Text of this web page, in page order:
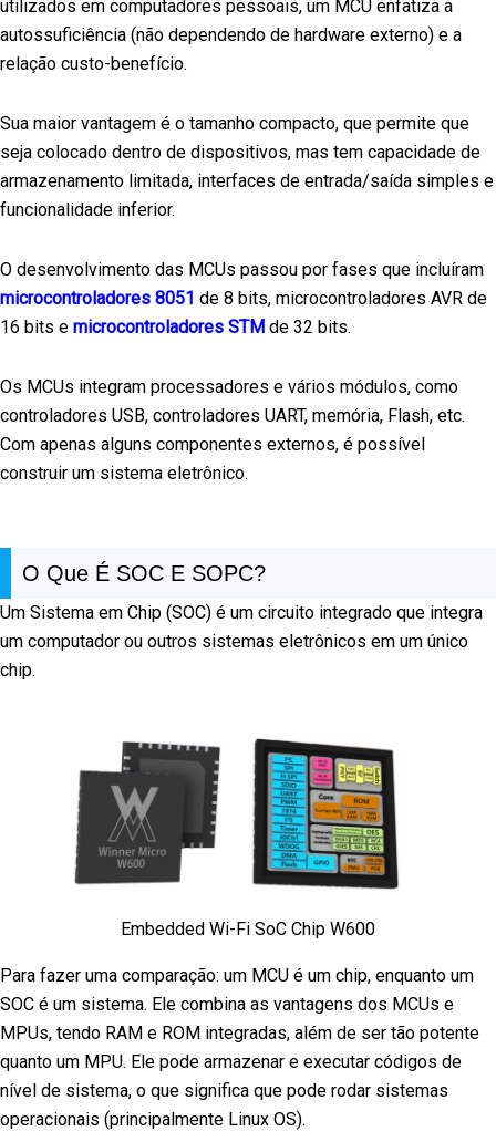
utilizados em computadores pessoais, um MCU enfatiza a
autossuficiência (não dependendo de hardware externo) e a
relação custo-benefício.
Sua maior vantagem é o tamanho compacto, que permite que
seja colocado dentro de dispositivos, mas tem capacidade de
armazenamento limitada, interfaces de entrada/saída simples e
funcionalidade inferior.
O desenvolvimento das MCUs passou por fases que incluíram
microcontroladores 8051 de 8 bits, microcontroladores AVR de
16 bits e microcontroladores STM de 32 bits.
Os MCUs integram processadores e vários módulos, como
controladores USB, controladores UART, memória, Flash, etc.
Com apenas alguns componentes externos, é possível
construir um sistema eletrônico.
O Que É SOC E SOPC?
Um Sistema em Chip (SOC) é um circuito integrado que integra
um computador ou outros sistemas eletrônicos em um único
chip.
Embedded Wi-Fi SoC Chip W600
Para fazer uma comparação: um MCU é um chip, enquanto um
SOC é um sistema. Ele combina as vantagens dos MCUs e
MPUs, tendo RAM e ROM integradas, além de ser tão potente
quanto um MPU. Ele pode armazenar e executar códigos de
nível de sistema, o que significa que pode rodar sistemas
operacionais (principalmente Linux OS).